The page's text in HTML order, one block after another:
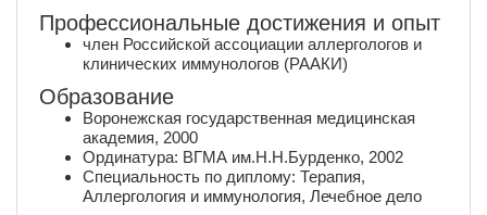
Профессиональные достижения и опыт
член Российской ассоциации аллергологов и
клинических иммунологов (РААКИ)
Образование
Воронежская государственная медицинская
академия, 2000
Ординатура: ВГМА им.Н.Н.Бурденко, 2002
Специальность по диплому: Терапия,
Аллергология и иммунология, Лечебное дело